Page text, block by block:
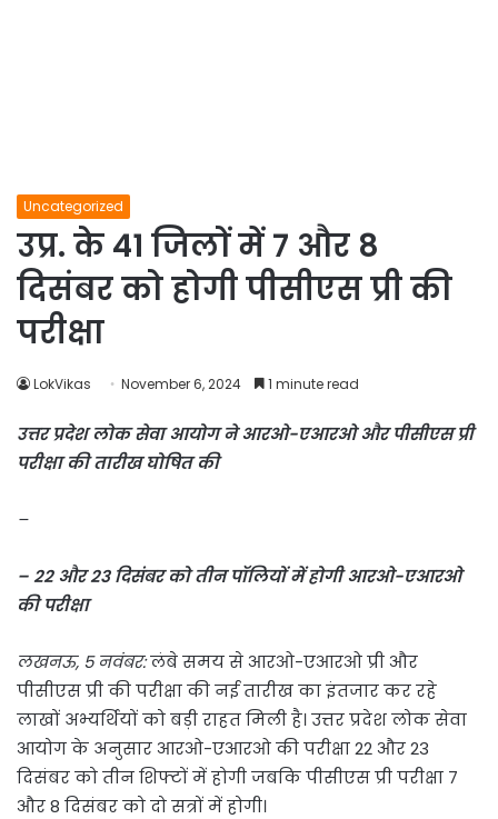
Uncategorized
उप्र. के 41 जिलों में 7 और 8
दिसंबर को होगी पीसीएस प्री की
परीक्षा
LokVikas November 6, 2024 1 minute read
उत्तर प्रदेश लोक सेवा आयोग ने आरओ-एआरओ और पीसीएस प्री
परीक्षा की तारीख घोषित की
–
– 22 और 23 दिसंबर को तीन पॉलियों में होगी आरओ-एआरओ
की परीक्षा
लखनऊ, 5 नवंबर:लंबे समय से आरओ-एआरओ प्री और
पीसीएस प्री की परीक्षा की नई तारीख का इंतजार कर रहे
लाखों अभ्यर्थियों को बड़ी राहत मिली है। उत्तर प्रदेश लोक सेवा
आयोग के अनुसार आरओ-एआरओ की परीक्षा 22 और 23
दिसंबर को तीन शिफ्टों में होगी जबकि पीसीएस प्री परीक्षा 7
और 8 दिसंबर को दो सत्रों में होगी।